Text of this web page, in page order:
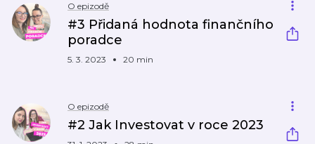
O epizodě
#3 Přidaná hodnota finančního
poradce
5. 3. 2023 20 min
O epizodě
#2 Jak Investovat v roce 2023